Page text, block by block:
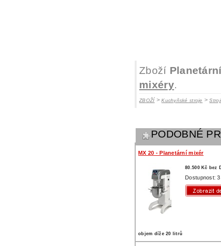
Zboží
mixéry.
ZBOŽÍ >Kuchyňské stroje >
PODOBNÉ
MX 20 - Planetární mixér
80.500 Kč bez
Dostupnost:
objem díže 20 litrů